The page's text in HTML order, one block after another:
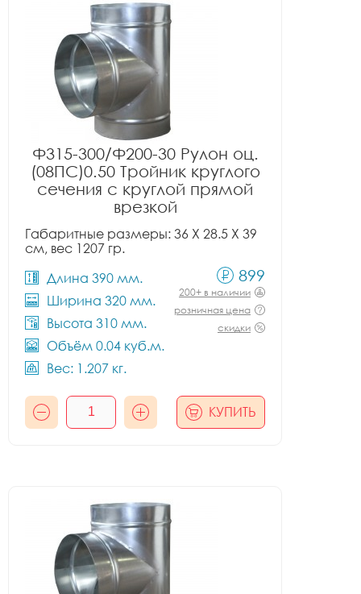
Ф315-300/Ф200-30 Рулон оц.
(08ПС)0.50 Тройник круглого
сечения с круглой прямой
врезкой
Габаритные размеры: 36 X 28.5 X 39
см, вес 1207 гр.
Длина 390 мм.
Ширина 320 мм.
Высота 310 мм.
Объём 0.04 куб.м.
Вес: 1.207 кг.
899
200+ в наличии
розничная цена
скидки
КУПИТЬ